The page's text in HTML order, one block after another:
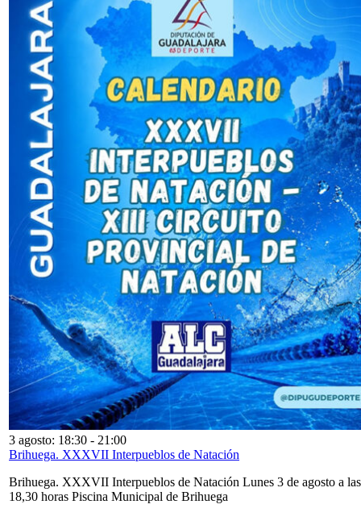
3 agosto: 18:30 - 21:00
Brihuega. XXXVII Interpueblos de Natación
Brihuega. XXXVII Interpueblos de Natación Lunes 3 de agosto a las
18,30 horas Piscina Municipal de Brihuega